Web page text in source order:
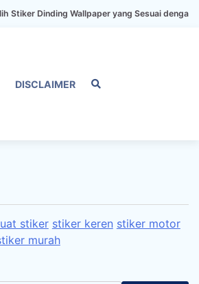
Wallpaper yang Sesuai dengan Gaya
DISCLAIMER
stiker stiker keren stiker motor
murah